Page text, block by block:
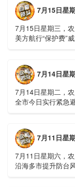
7月15日星
7月15日星期三，
美方航行“保护费”
7月14日星
7月14日星期二，
全市今日实行紧急
7月11日星
7月11日星期六，
沿海多市提升防台